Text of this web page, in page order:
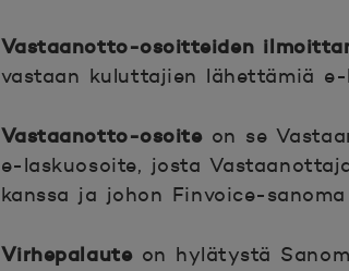
Vastaanotto-osoitteiden
vastaan kuluttajien lähettämiä
Vastaanotto-osoite on se
e-laskuosoite, josta
kanssa ja johon Finvoice-
Virhepalaute on hylätystä